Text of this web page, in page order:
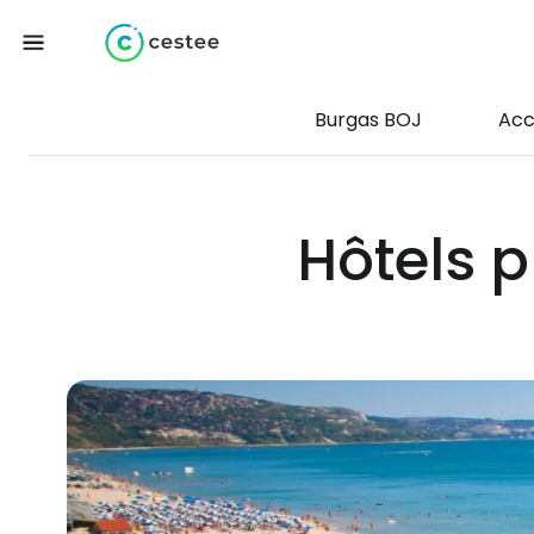
Burgas BOJ
Hôtels